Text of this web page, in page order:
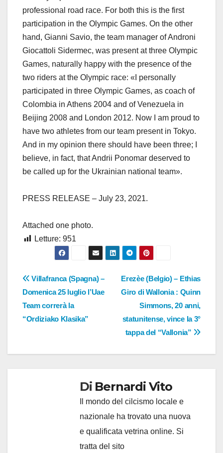
professional road race. For both this is the first
participation in the Olympic Games. On the other
hand, Gianni Savio, the team manager of Androni
Giocattoli Sidermec, was present at three Olympic
Games, naturally happy with the presence of the
two riders at the Olympic race: «I personally
participated in three Olympic Games, as coach of
Colombia in Athens 2004 and of Venezuela in
Beijing 2008 and London 2012. Now I am proud to
have two athletes from our team present in Tokyo.
And in my opinion there should have been three; I
believe, in fact, that Andrii Ponomar deserved to
be called up for the Ukrainian national team».
PRESS RELEASE – July 23, 2021.
Attached one photo.
Letture: 951
Navigazione
articoli
Erezèe (Belgio) – Ethias
Giro di Wallonia : Quinn
Simmons, 20 anni,
statunitense, vince la 3°
tappa del “Vallonia”
Villafranca (Spagna) –
Domenica 25 luglio l’Uae
Team correrà la
“Ordiziako Klasika”
Di Bernardi Vito
Il mondo del cilcismo locale e
nazionale ha trovato una nuova
e qualificata vetrina online. Si
tratta del sito